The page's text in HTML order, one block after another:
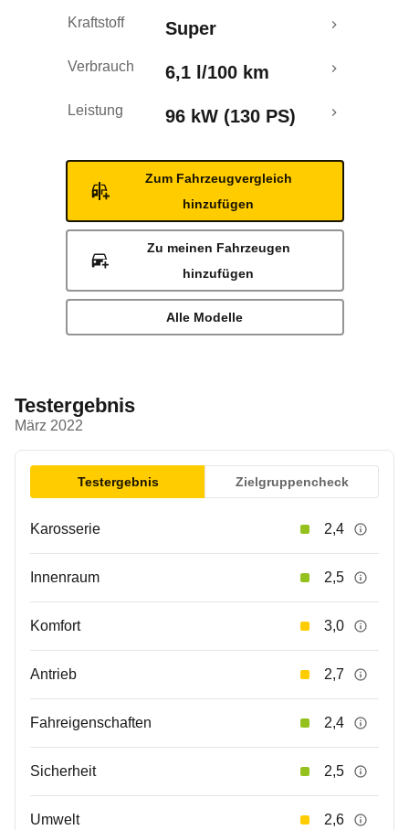
Kraftstoff Super
Verbrauch 6,1 l/100 km
Leistung 96 kW (130 PS)
Zum Fahrzeugvergleich
hinzufügen
Zu meinen Fahrzeugen
hinzufügen
Alle Modelle
Testergebnis
März 2022
Testergebnis Zielgruppencheck
Karosserie 2,4
Innenraum 2,5
Komfort 3,0
Antrieb 2,7
Fahreigenschaften 2,4
Sicherheit 2,5
Umwelt 2,6